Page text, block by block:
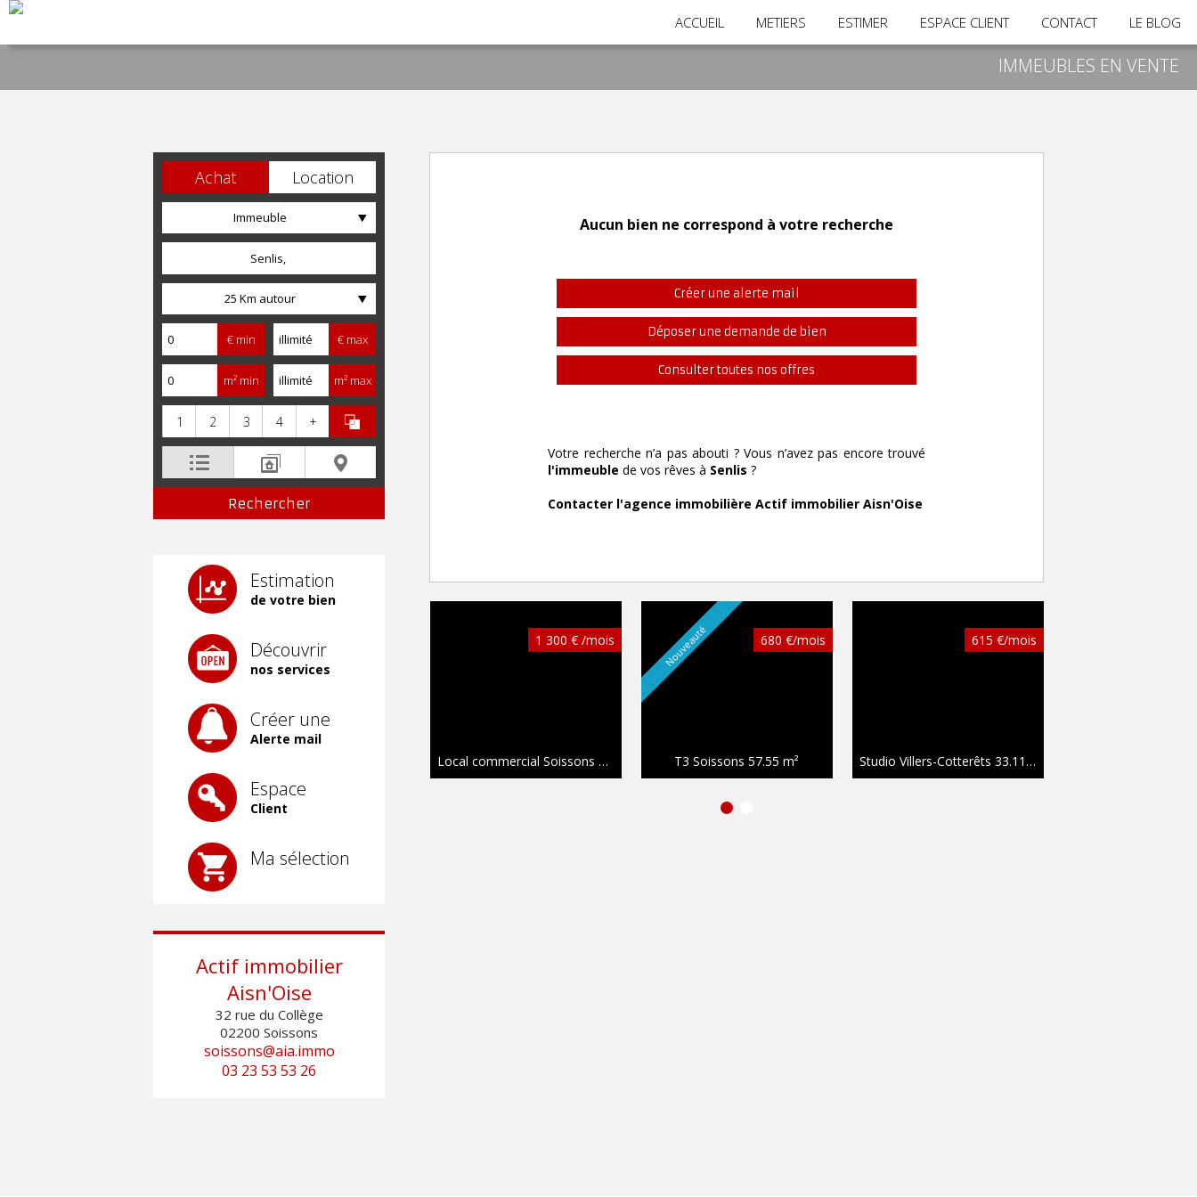
ACCUEIL METIERS ESTIMER ESPACE CLIENT CONTACT LE BLOG
IMMEUBLES EN VENTE
Achat Location
Immeuble
25 Km autour
€ min € max
m² min m² max
1 2 3 4 +
Estimation
de votre bien
Découvrir
nos services
Créer une
Alerte mail
Espace
Client
Ma sélection
Actif immobilier
Aisn'Oise
32 rue du Collège
02200 Soissons
soissons@aia.immo
03 23 53 53 26
Aucun bien ne correspond à votre recherche
Créer une alerte mail
Déposer une demande de bien
Consulter toutes nos offres
Votre recherche n’a pas abouti ? Vous n’avez pas encore trouvé
l'immeuble de vos rêves à Senlis ?
Contacter l'agence immobilière Actif immobilier Aisn'Oise
1 300 € /mois
Local commercial Soissons
109 m²
Nouveauté 680 €/mois
T3 Soissons 57.55 m²
615 €/mois
Studio Villers-Cotterêts 33.11 m²
1